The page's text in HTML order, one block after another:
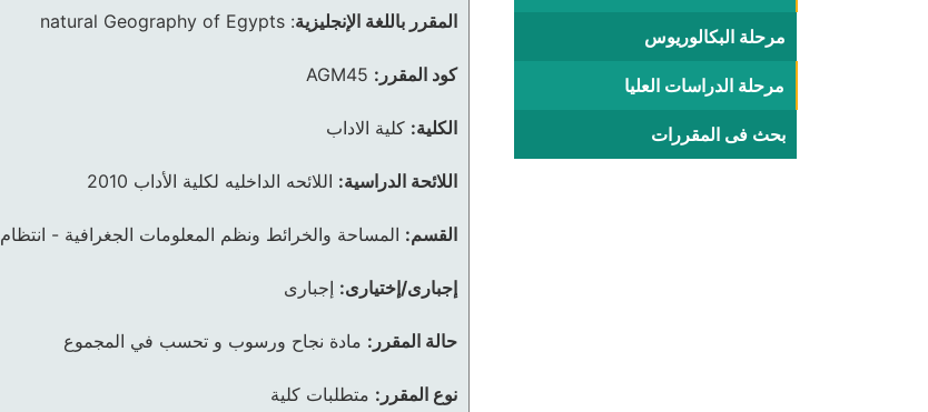
مرحلة البكالوريوس
مرحلة الدراسات العليا
بحث فى المقررات
المقرر باللغة الإنجليزية:
natural Geography of Egypts
كود المقرر: AGM45
الكلية: كلية الاداب
اللائحة الدراسية: اللائحه الداخليه لكلية الأداب 2010
القسم: المساحة والخرائط ونظم المعلومات الجغرافية - انتظام
إجبارى/إختيارى: إجبارى
حالة المقرر: مادة نجاح ورسوب و تحسب في المجموع
نوع المقرر: متطلبات كلية